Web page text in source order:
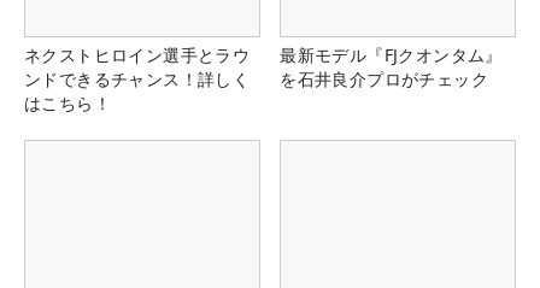
ネクストヒロイン選手とラウ
ンドできるチャンス！詳しく
はこちら！
最新モデル『FJクオンタム』
を石井良介プロがチェック